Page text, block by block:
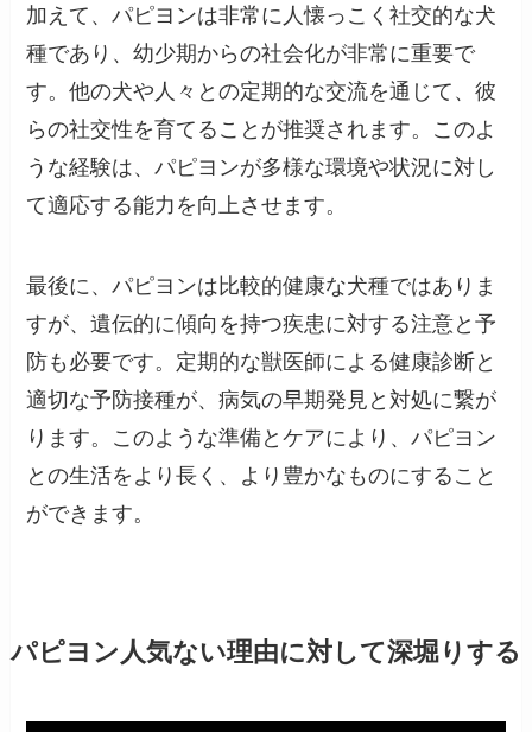
加えて、パピヨンは非常に人懐っこく社交的な犬
種であり、幼少期からの社会化が非常に重要で
す。他の犬や人々との定期的な交流を通じて、彼
らの社交性を育てることが推奨されます。このよ
うな経験は、パピヨンが多様な環境や状況に対し
て適応する能力を向上させます。
最後に、パピヨンは比較的健康な犬種ではありま
すが、遺伝的に傾向を持つ疾患に対する注意と予
防も必要です。定期的な獣医師による健康診断と
適切な予防接種が、病気の早期発見と対処に繋が
ります。このような準備とケアにより、パピヨン
との生活をより長く、より豊かなものにすること
ができます。
パピヨン人気ない理由に対して深堀りする